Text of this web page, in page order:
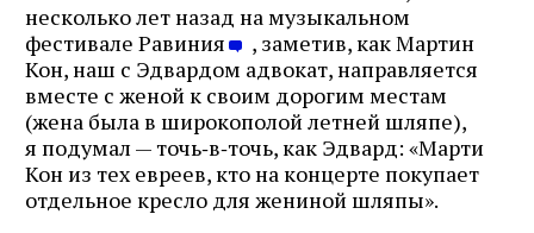
несколько лет назад на музыкальном
фестивале Равиния
, заметив, как Мартин
Кон, наш с Эдвардом адвокат, направляется
вместе с женой к своим дорогим местам
(жена была в широкополой летней шляпе),
я подумал — точь‑в‑точь, как Эдвард: «Марти
Кон из тех евреев, кто на концерте покупает
отдельное кресло для жениной шляпы».